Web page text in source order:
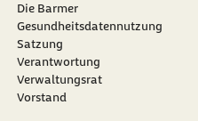
Die Barmer
Gesundheitsdatennutzung
Satzung
Verantwortung
Verwaltungsrat
Vorstand